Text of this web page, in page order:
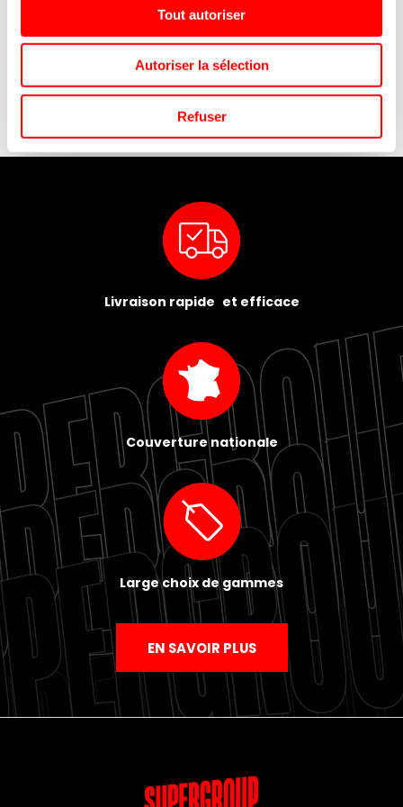
Tout autoriser
Autoriser la sélection
Refuser
BOITE TRAITEUR BLANCHE
28X20X6 / 25
GELI LUTTI BEST FIZZ VRAC
1KG
Livraison rapide et efficace
Couverture nationale
Large choix de gammes
EN SAVOIR PLUS